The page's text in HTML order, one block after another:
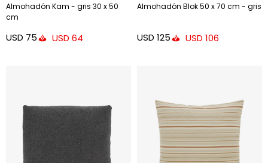
Almohadón Kam - gris 30 x 50
cm
USD 75 USD 64
Almohadón Blok 50 x 70 cm - gris
USD 125 USD 106